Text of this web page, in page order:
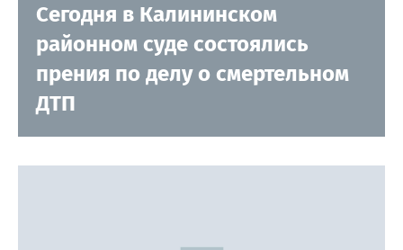
Сегодня в Калининском
районном суде состоялись
прения по делу о смертельном
ДТП